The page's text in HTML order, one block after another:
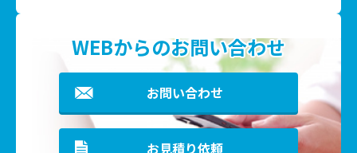
WEBからのお問い合わせ
お問い合わせ
お見積り依頼